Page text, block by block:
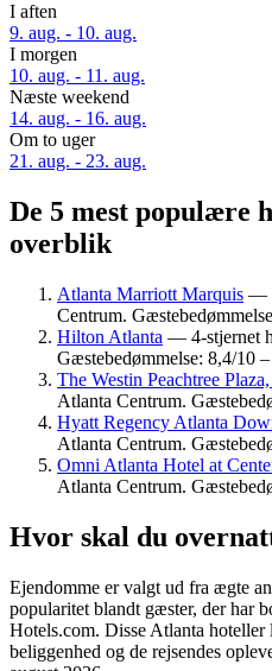
I aften
9. aug. - 10. aug.
I morgen
10. aug. - 11. aug.
Næste weekend
14. aug. - 16. aug.
Om to uger
21. aug. - 23. aug.
De 5 mest populære
overblik
Atlanta Marriott Marquis —
Centrum.
Hilton Atlanta — 4-stjernet
Gæstebedømmelse: 8,4/10
The Westin Peachtree
Atlanta Centrum.
Hyatt Regency Atlanta
Atlanta Centrum.
Omni Atlanta Hotel at
Atlanta Centrum.
Hvor skal du
Ejendomme er valgt ud fra ægte
popularitet blandt gæster, der har
Hotels.com. Disse Atlanta
beliggenhed og de rejsendes